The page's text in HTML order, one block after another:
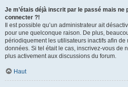
Je m’étais déjà inscrit par le passé mais ne
connecter ?!
Il est possible qu’un administrateur ait
pour une quelconque raison. De plus,
périodiquement les utilisateurs inactifs afin
données. Si tel était le cas, inscrivez-vous de
plus activement aux discussions du forum.
Haut